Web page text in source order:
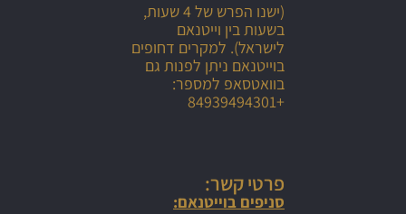
(ישנו הפרש של 4 שעות,
בשעות בין וייטנאם
לישראל). למקרים דחופים
בוייטנאם ניתן לפנות גם
בוואטסאפ למספר:
+84939494301
פרטי קשר:
סניפים בוייטנאם: